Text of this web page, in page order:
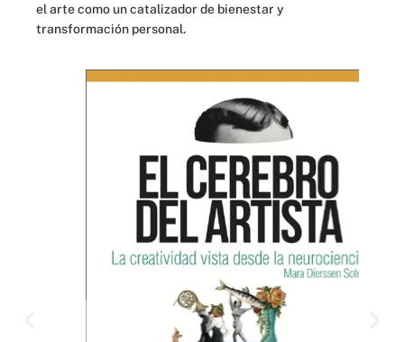
el arte como un catalizador de bienestar y
transformación personal.